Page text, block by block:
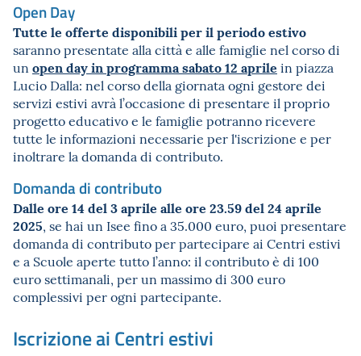
Open Day
Tutte le offerte disponibili per il periodo estivo
saranno presentate alla città e alle famiglie nel corso di
un open day in programma sabato 12 aprile in piazza
Lucio Dalla: nel corso della giornata ogni gestore dei
servizi estivi avrà l’occasione di presentare il proprio
progetto educativo e le famiglie potranno ricevere
tutte le informazioni necessarie per l'iscrizione e per
inoltrare la domanda di contributo.
Domanda di contributo
Dalle ore 14 del 3 aprile alle ore 23.59 del 24 aprile
2025, se hai un Isee fino a 35.000 euro, puoi presentare
domanda di contributo per partecipare ai Centri estivi
e a Scuole aperte tutto l’anno: il contributo è di 100
euro settimanali, per un massimo di 300 euro
complessivi per ogni partecipante.
Iscrizione ai Centri estivi